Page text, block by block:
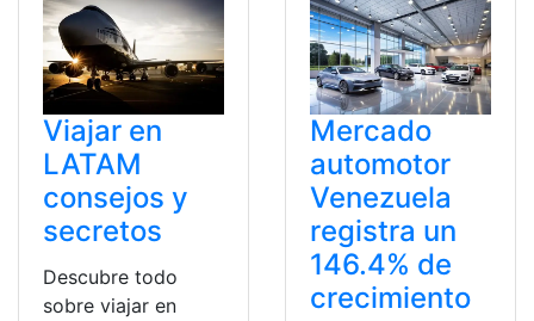
Viajar en
LATAM
consejos y
secretos
Descubre todo
sobre viajar en
Mercado
automotor
Venezuela
registra un
146.4% de
crecimiento